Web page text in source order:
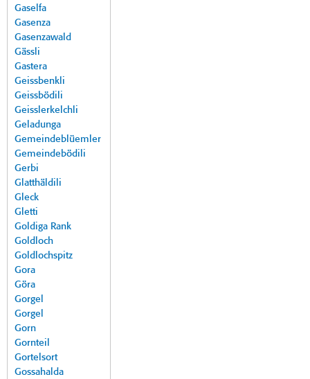
Gaselfa
Gasenza
Gasenzawald
Gässli
Gastera
Geissbenkli
Geissbödili
Geisslerkelchli
Geladunga
Gemeindeblüemler
Gemeindebödili
Gerbi
Glatthäldili
Gleck
Gletti
Goldiga Rank
Goldloch
Goldlochspitz
Gora
Göra
Gorgel
Gorgel
Gorn
Gornteil
Gortelsort
Gossahalda